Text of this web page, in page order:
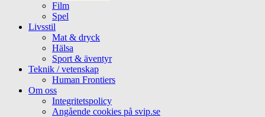
Film
Spel
Livsstil
Mat & dryck
Hälsa
Sport & äventyr
Teknik / vetenskap
Human Frontiers
Om oss
Integritetspolicy
Angående cookies på svip.se